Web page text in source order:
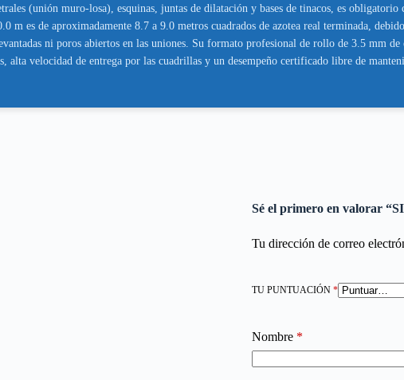
(unión muro-losa), esquinas, juntas de dilatación y bases de tinacos, es
es de aproximadamente 8.7 a 9.0 metros cuadrados de azotea real terminada,
ni poros abiertos en las uniones. Su formato profesional de rollo de 3.5 mm
alta velocidad de entrega por las cuadrillas y un desempeño certificado libre de
Sé el primero en valorar
Tu dirección de correo
TU PUNTUACIÓN*
Nombre *